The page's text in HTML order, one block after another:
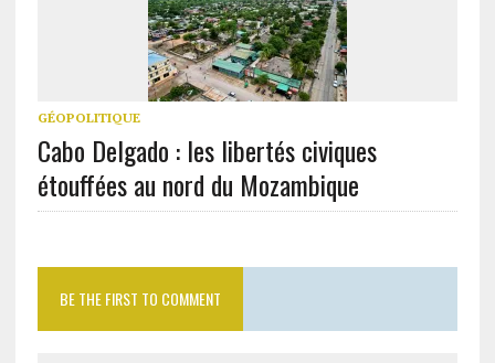
GÉOPOLITIQUE
Cabo Delgado : les libertés civiques
étouffées au nord du Mozambique
BE THE FIRST TO COMMENT